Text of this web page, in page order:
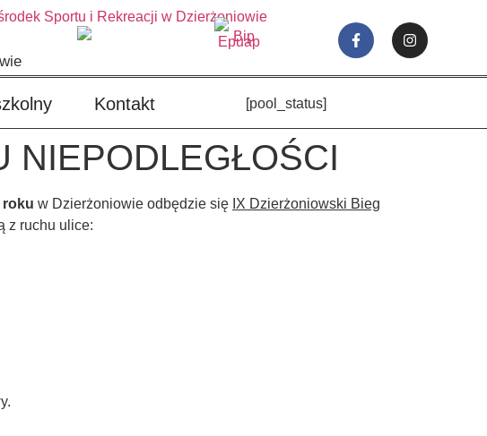
Kontakt [pool_status]
NIEPODLEGŁOŚCI
roku w Dzierżoniowie odbędzie się IX Dzierżoniowski Bieg
z ruchu ulice: